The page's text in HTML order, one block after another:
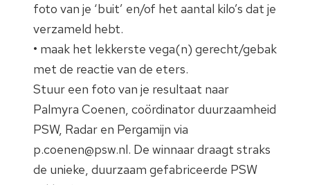
foto van je ‘buit’ en/of het aantal kilo’s dat je
verzameld hebt.
• maak het lekkerste vega(n) gerecht/gebak
met de reactie van de eters.
Stuur een foto van je resultaat naar
Palmyra Coenen, coördinator duurzaamheid
PSW, Radar en Pergamijn via
p.coenen@psw.nl. De winnaar draagt straks
de unieke, duurzaam gefabriceerde PSW